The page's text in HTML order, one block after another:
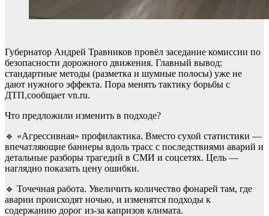
Губернатор Андрей Травников провёл заседание комиссии по
безопасности дорожного движения. Главный вывод:
стандартные методы (разметка и шумные полосы) уже не
дают нужного эффекта. Пора менять тактику борьбы с
ДТП,сообщает vn.ru.
Что предложили изменить в подходе?
🔹 «Агрессивная» профилактика. Вместо сухой статистики —
впечатляющие баннеры вдоль трасс с последствиями аварий и
детальные разборы трагедий в СМИ и соцсетях. Цель —
наглядно показать цену ошибки.
🔹 Точечная работа. Увеличить количество фонарей там, где
аварии происходят ночью, и изменятся подходы к
содержанию дорог из-за капризов климата.